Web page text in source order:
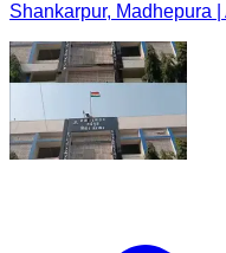
Shankarpur, Madhepura